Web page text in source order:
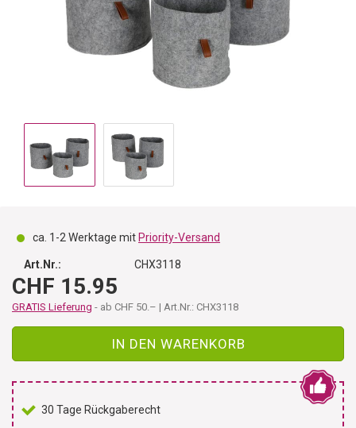
ca. 1-2 Werktage mit Priority-Versand
Art.Nr.: CHX3118
CHF 15.95
GRATIS Lieferung - ab CHF 50.– | Art.Nr.: CHX3118
IN DEN WARENKORB
30 Tage Rückgaberecht